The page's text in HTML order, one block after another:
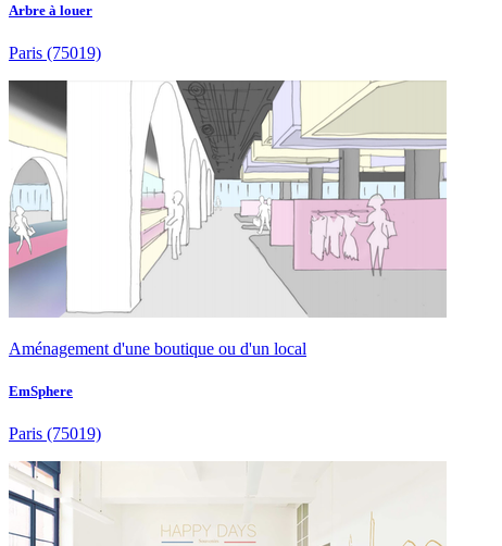
Arbre à louer
Paris (75019)
Aménagement d'une boutique ou d'un local
EmSphere
Paris (75019)